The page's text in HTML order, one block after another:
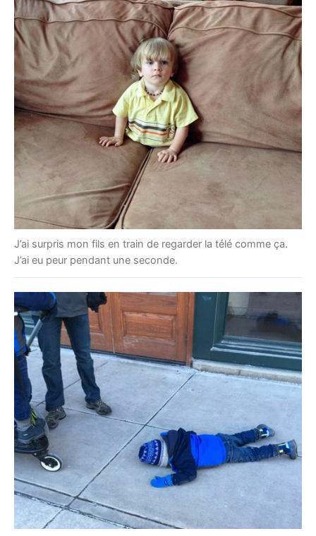
J’ai surpris mon fils en train de regarder la télé comme ça.
J’ai eu peur pendant une seconde.